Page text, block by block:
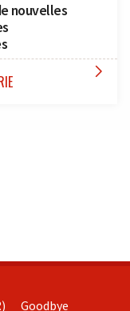
nouvelles

Goodbye